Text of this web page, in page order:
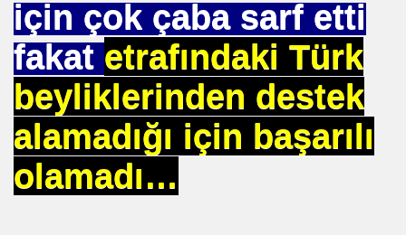
için çok çaba sarf etti
fakat etrafındaki Türk
beyliklerinden destek
alamadığı için başarılı
olamadı…
BATMANGHELID
VARMI AV MEHMET. OKUTAN .
DEMİRCAN
ÇEKEMEZ